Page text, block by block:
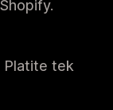
Platite tek